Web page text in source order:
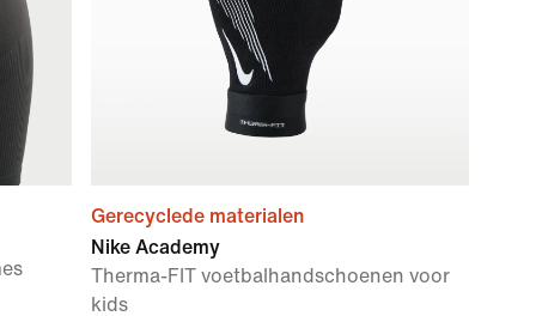
Gerecyclede materialen
Nike Academy
Therma-FIT voetbalhandschoenen voor
kids